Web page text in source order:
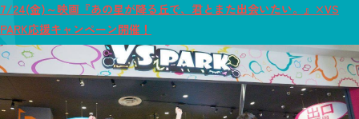
7/24(金)～映画『あの星が降る丘で、君とまた出会いたい。』×VS
PARK応援キャンペーン開催！